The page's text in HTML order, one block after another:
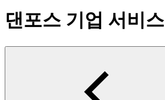
댄포스 기업 서비스